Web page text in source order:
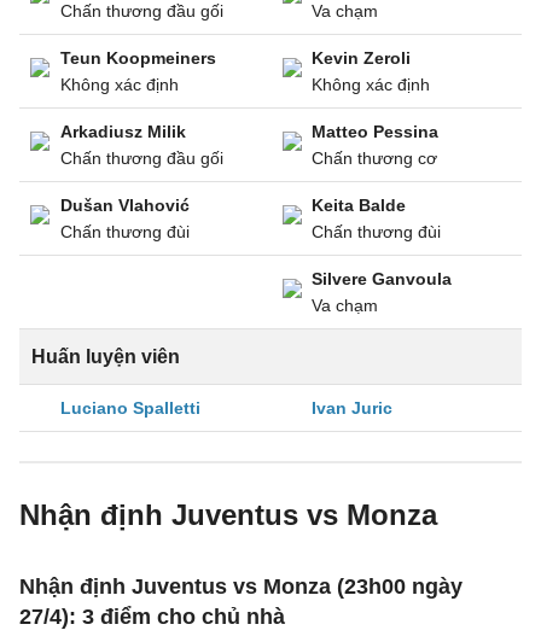
Chấn thương đầu gối
Va chạm
Teun Koopmeiners
Không xác định
Kevin Zeroli
Không xác định
Arkadiusz Milik
Chấn thương đầu gối
Matteo Pessina
Chấn thương cơ
Dušan Vlahović
Chấn thương đùi
Keita Balde
Chấn thương đùi
Silvere Ganvoula
Va chạm
Huấn luyện viên
Luciano Spalletti Ivan Juric
Nhận định Juventus vs Monza
Nhận định Juventus vs Monza (23h00 ngày
27/4): 3 điểm cho chủ nhà